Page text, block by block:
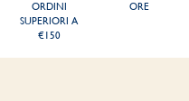
ORDINI
SUPERIORI A
€150
ORE